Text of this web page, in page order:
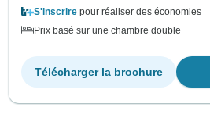
S'inscrire pour réaliser des économies
Prix basé sur une chambre double
Télécharger la brochure